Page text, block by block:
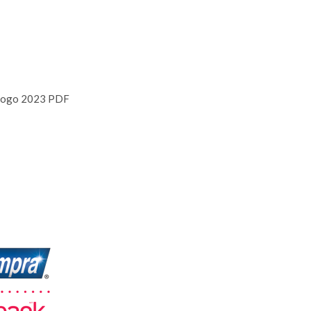
2023 PDF